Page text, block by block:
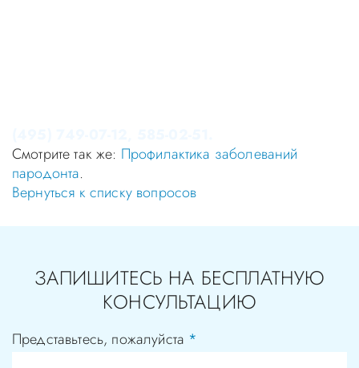
Смотрите так же: Профилактика заболеваний
пародонта.
Вернуться к списку вопросов
ЗАПИШИТЕСЬ НА БЕСПЛАТНУЮ
КОНСУЛЬТАЦИЮ
Представьтесь, пожалуйста *